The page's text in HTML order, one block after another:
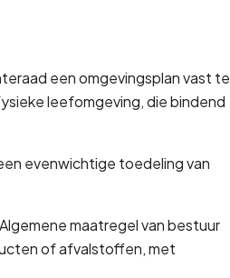
een omgevingsplan vast te
leefomgeving, die bindend
evenwichtige toedeling van
maatregel van bestuur
of afvalstoffen, met